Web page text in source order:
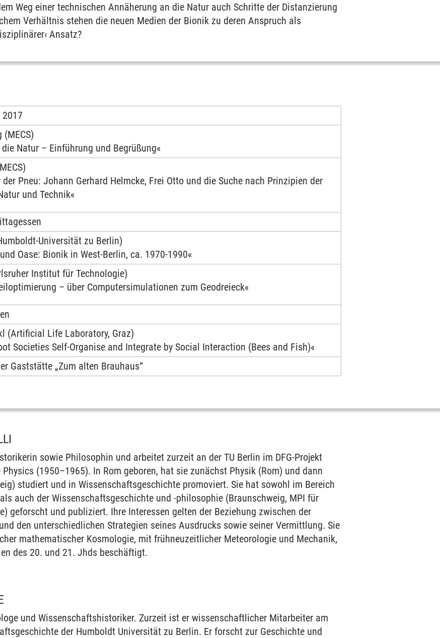
Weg einer technischen Annäherung an die Natur auch Schritte der Distanzierung
Verhältnis stehen die neuen Medien der Bionik zu deren Anspruch als
Ansatz?
2017
Natur – Einführung und Begrüßung«
Pneu: Johann Gerhard Helmcke, Frei Otto und die Suche nach Prinzipien der
und Technik«
Universität zu Berlin)
Oase: Bionik in West-Berlin, ca. 1970-1990«
Institut für Technologie)
– über Computersimulationen zum Geodreieck«
(Artificial Life Laboratory, Graz)
Societies Self-Organise and Integrate by Social Interaction (Bees and Fish)«
Gaststätte „Zum alten Brauhaus“
sowie Philosophin und arbeitet zurzeit an der TU Berlin im DFG-Projekt
(1950–1965). In Rom geboren, hat sie zunächst Physik (Rom) und dann
studiert und in Wissenschaftsgeschichte promoviert. Sie hat sowohl im Bereich
als auch der Wissenschaftsgeschichte und -philosophie (Braunschweig, MPI für
geforscht und publiziert. Ihre Interessen gelten der Beziehung zwischen der
den unterschiedlichen Strategien seines Ausdrucks sowie seiner Vermittlung. Sie
mathematischer Kosmologie, mit frühneuzeitlicher Meteorologie und Mechanik,
des 20. und 21. Jhds beschäftigt.
und Wissenschaftshistoriker. Zurzeit ist er wissenschaftlicher Mitarbeiter am
der Humboldt Universität zu Berlin. Er forscht zur Geschichte und